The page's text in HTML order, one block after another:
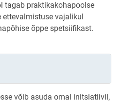
tagab praktikakohapoolse
ettevalmistuse vajalikul
õppe spetsiifikast.
võib asuda omal initsiatiivil,